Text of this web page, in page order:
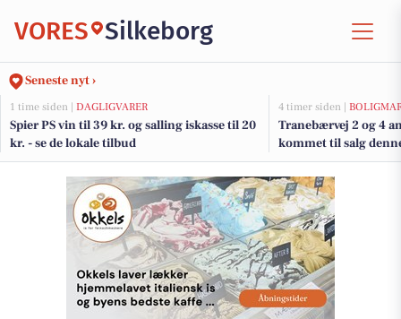
VORES Silkeborg
Seneste nyt ›
1 time siden | DAGLIGVARER
Spier PS vin til 39 kr. og salling iskasse til 20
kr. - se de lokale tilbud
4 timer siden |
Tranebærvej 2 og 4
kommet til salg
boligerne her.